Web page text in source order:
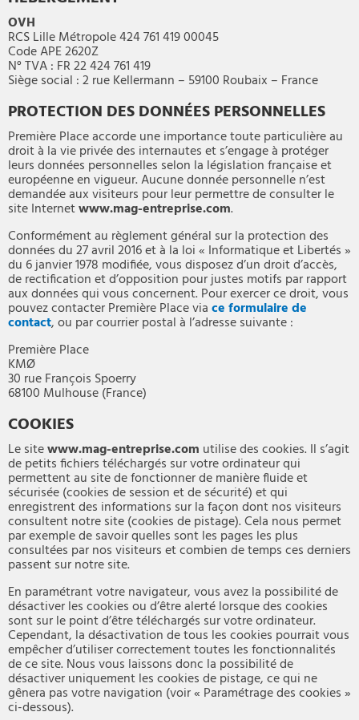
OVH
RCS Lille Métropole 424 761 419 00045
Code APE 2620Z
N° TVA : FR 22 424 761 419
Siège social : 2 rue Kellermann – 59100 Roubaix – France
PROTECTION DES DONNÉES PERSONNELLES
Première Place accorde une importance toute particulière au
droit à la vie privée des internautes et s’engage à protéger
leurs données personnelles selon la législation française et
européenne en vigueur. Aucune donnée personnelle n’est
demandée aux visiteurs pour leur permettre de consulter le
site Internetwww.mag-entreprise.com.
Conformément au règlement général sur la protection des
données du 27 avril 2016 et à la loi « Informatique et Libertés »
du 6 janvier 1978 modifiée, vous disposez d’un droit d’accès,
de rectification et d’opposition pour justes motifs par rapport
aux données qui vous concernent. Pour exercer ce droit, vous
pouvez contacter Première Place viace formulaire de
contact, ou par courrier postal à l’adresse suivante :
Première Place
KMØ
30 rue François Spoerry
68100 Mulhouse (France)
COOKIES
Le sitewww.mag-entreprise.com utilise des cookies. Il s’agit
de petits fichiers téléchargés sur votre ordinateur qui
permettent au site de fonctionner de manière fluide et
sécurisée (cookies de session et de sécurité) et qui
enregistrent des informations sur la façon dont nos visiteurs
consultent notre site (cookies de pistage). Cela nous permet
par exemple de savoir quelles sont les pages les plus
consultées par nos visiteurs et combien de temps ces derniers
passent sur notre site.
En paramétrant votre navigateur, vous avez la possibilité de
désactiver les cookies ou d’être alerté lorsque des cookies
sont sur le point d’être téléchargés sur votre ordinateur.
Cependant, la désactivation de tous les cookies pourrait vous
empêcher d’utiliser correctement toutes les fonctionnalités
de ce site. Nous vous laissons donc la possibilité de
désactiver uniquement les cookies de pistage, ce qui ne
gênera pas votre navigation (voir « Paramétrage des cookies »
ci-dessous).